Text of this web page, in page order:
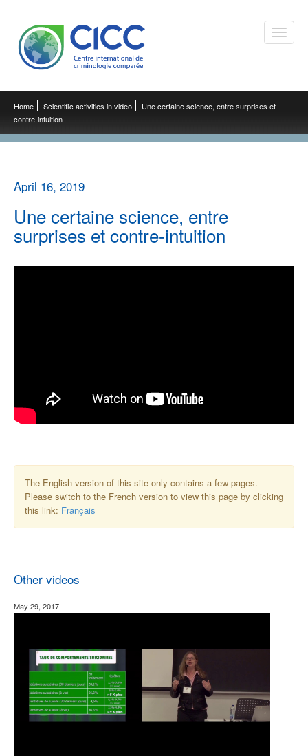
Toggle
Home Scientific activities in video
Une certaine science, entre surprises et
contre-intuition
April 16, 2019
Une certaine science, entre
surprises et contre-intuition
The English version of this site only contains a few pages.
Please switch to the French version to view this page by clicking
this link: Français
Other videos
May 29, 2017